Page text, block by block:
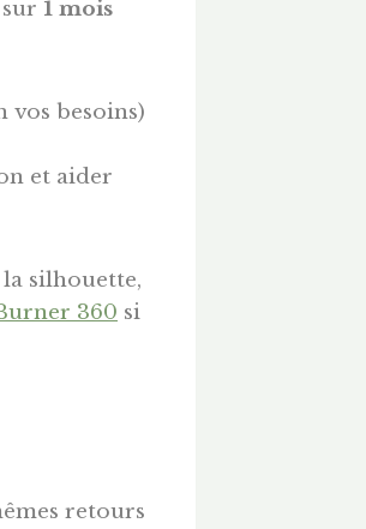
1 mois
vos besoins)
et aider
silhouette,
360 si
retours